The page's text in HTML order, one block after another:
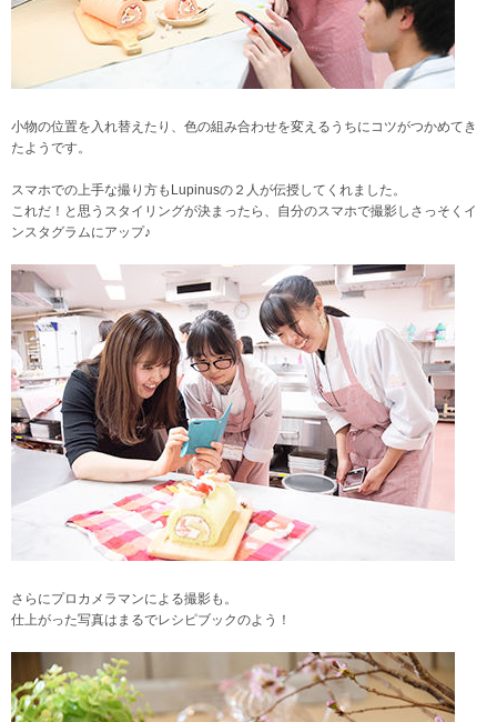
小物の位置を入れ替えたり、色の組み合わせを変えるうちにコツがつかめてき
たようです。
スマホでの上手な撮り方もLupinusの２人が伝授してくれました。
これだ！と思うスタイリングが決まったら、自分のスマホで撮影しさっそくイ
ンスタグラムにアップ♪
さらにプロカメラマンによる撮影も。
仕上がった写真はまるでレシピブックのよう！